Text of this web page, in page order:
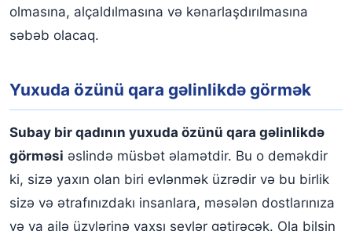
olmasına, alçaldılmasına və kənarlaşdırılmasına
səbəb olacaq.
Yuxuda özünü qara gəlinlikdə görmək
Subay bir qadının yuxuda özünü qara gəlinlikdə
görməsi əslində müsbət əlamətdir. Bu o deməkdir
ki, sizə yaxın olan biri evlənmək üzrədir və bu birlik
sizə və ətrafınızdakı insanlara, məsələn dostlarınıza
və ya ailə üzvlərinə yaxşı şeylər gətirəcək. Ola bilsin